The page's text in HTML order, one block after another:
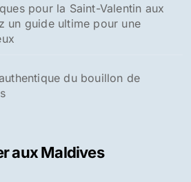
pour la Saint-Valentin aux
un guide ultime pour une
du bouillon de
aux Maldives